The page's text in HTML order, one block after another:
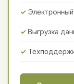
Выгрузка